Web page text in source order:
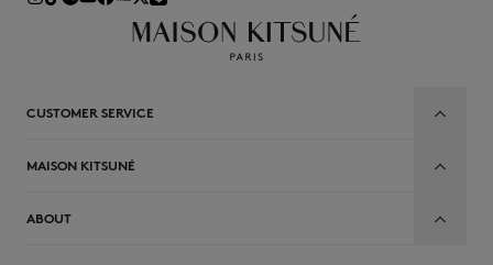
CUSTOMER SERVICE
MAISON KITSUNÉ
ABOUT